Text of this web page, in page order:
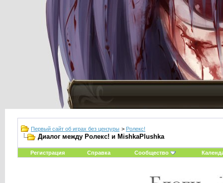
Первый сайт об играх без цензуры > Ролекс!
Диалог между Ролекс! и MishkaPlushka
Регистрация Справка Сообщество